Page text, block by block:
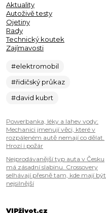
Aktuality
Autoživě testy
Ojetiny
Rady
Technický koutek
Zajímavosti
#elektromobil
#řidičský průkaz
#david kubrt
Powerbanka, léky a lahev vody:
Mechanici jmenují věci, které v
rozpáleném autě nemají co dělat.
Hrozí i požár
Nejprodávanější typ auta v Česku
má zásadní slabinu. Crossovery
selhávají přesně tam, kde mají být
nejsilnější
VIPživot.cz